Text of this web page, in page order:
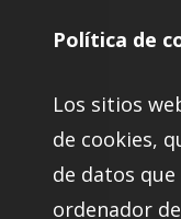
Política de
Los sitios
de cookies,
de datos que
ordenador